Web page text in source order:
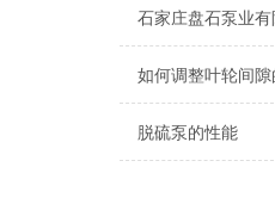
如何调整叶轮间
脱硫泵的性能